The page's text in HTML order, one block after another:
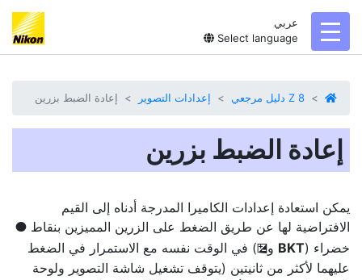
عربي
Select language
Z 8 دليل مرجعي إعدادات التصوير إعادة الضبط بزرين
إعادة الضبط بزرين
يمكن استعادة إعدادات الكاميرا المدرجة أدناه إلى القيم
الافتراضية لها عن طريق الضغط على الزرين المميزين بنقاط I
خضراء (BKT و E) في الوقت نفسه مع الاستمرار في الضغط
عليهما لأكثر من ثانيتين (يتوقف تشغيل شاشة التصوير ولوحة